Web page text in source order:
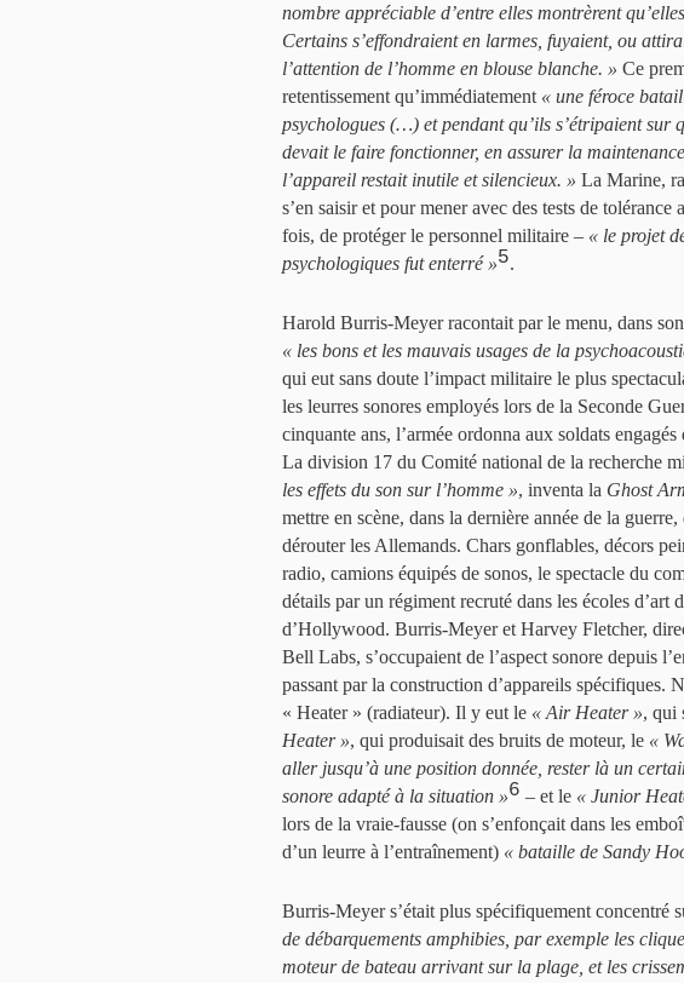
nombre appréciable d’entre elles montrèrent
Certains s’effondraient en larmes, fuyaient, ou
l’attention de l’homme en blouse blanche. » Ce
retentissement qu’immédiatement « une féroce
psychologues (…) et pendant qu’ils s’étripaient
devait le faire fonctionner, en assurer la
l’appareil restait inutile et silencieux. » La Marine,
s’en saisir et pour mener avec des tests de
fois, de protéger le personnel militaire – « le projet
psychologiques fut enterré »5.
Harold Burris-Meyer racontait par le menu, dans
« les bons et les mauvais usages de la
qui eut sans doute l’impact militaire le plus
les leurres sonores employés lors de la Seconde
cinquante ans, l’armée ordonna aux soldats
La division 17 du Comité national de la recherche
les effets du son sur l’homme », inventa la Ghost
mettre en scène, dans la dernière année de la
dérouter les Allemands. Chars gonflables, décors
radio, camions équipés de sonos, le spectacle du
détails par un régiment recruté dans les écoles d’art
d’Hollywood. Burris-Meyer et Harvey Fletcher,
Bell Labs, s’occupaient de l’aspect sonore depuis
passant par la construction d’appareils spécifiques.
« Heater » (radiateur). Il y eut le « Air Heater », qui
Heater », qui produisait des bruits de moteur, le «
aller jusqu’à une position donnée, rester là un
sonore adapté à la situation »6 – et le « Junior
lors de la vraie-fausse (on s’enfonçait dans les
d’un leurre à l’entraînement) « bataille de Sandy
Burris-Meyer s’était plus spécifiquement concentré
de débarquements amphibies, par exemple les
moteur de bateau arrivant sur la plage, et les